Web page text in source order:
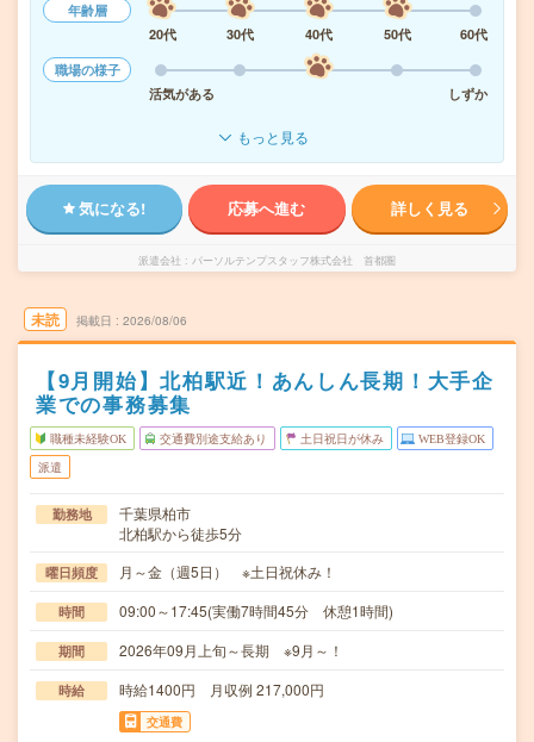
年齢層
20代
30代 40代 50代
60代
職場の様子
活気がある
しずか
もっと見る
気になる! 応募へ進む 詳しく見る
派遣会社 パーソルテンプスタッフ株式会社 首都圏
未読 掲載日 2026/08/06
【9月開始】北柏駅近！あんしん長期！大手企
業での事務募集
職種未経験OK 交通費別途支給あり 土日祝日が休み WEB登録OK
派遣
勤務地
千葉県柏市
北柏駅から徒歩5分
曜日頻度 月～金（週5日） ※土日祝休み！
時間 09:00～17:45(実働7時間45分 休憩1時間)
期間 2026年09月上旬～長期 ※9月～！
時給 時給1400円 月収例 217,000円
交通費